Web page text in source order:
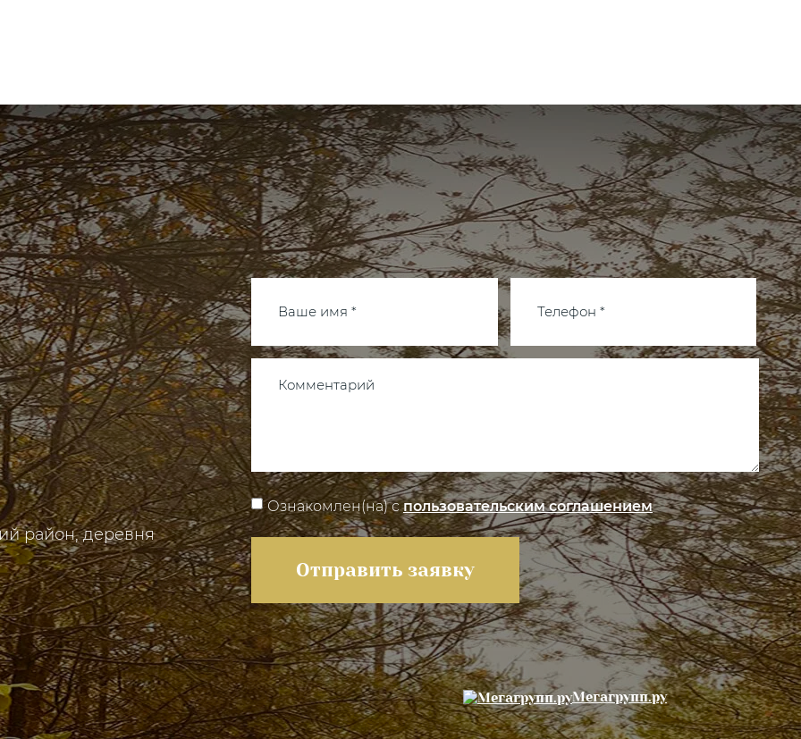
район, деревня
Ознакомлен(на) спользовательским соглашением
Отправить заявку
Мегагрупп.ру